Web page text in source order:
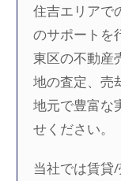
住吉エリアで
のサポートを
東区の不動産
地の査定、売
地元で豊富な
せください。
当社では賃貸